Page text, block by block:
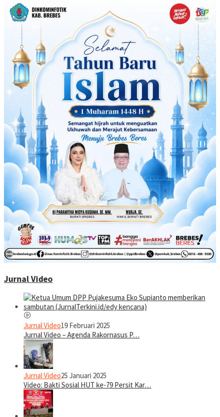
Jurnal Video
Jurnal Video19 Februari 2025
Jurnal Video – Agenda Rakornasus P…
Jurnal Video25 Januari 2025
Video: Bakti Sosial HUT ke-79 Persit Kar…